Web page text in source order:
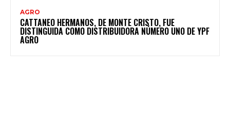
AGRO
CATTANEO HERMANOS, DE MONTE CRISTO, FUE
DISTINGUIDA COMO DISTRIBUIDORA NÚMERO UNO DE YPF
AGRO